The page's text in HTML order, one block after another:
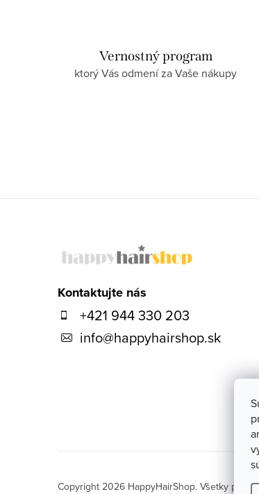
Vernostný program
ktorý Vás odmení za Vaše nákupy
Kontaktujte nás
+421 944 330 203
info@happyhairshop.sk
Copyright 2026 HappyHairShop. Všetky